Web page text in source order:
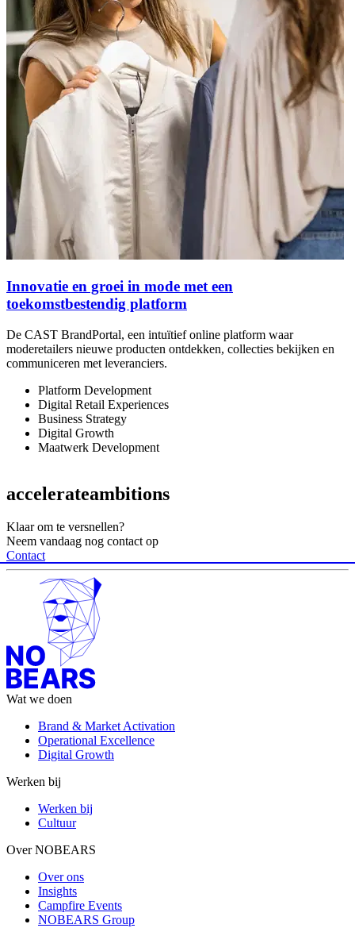
Innovatie en groei in mode met een
toekomstbestendig platform
De CAST BrandPortal, een intuïtief online platform waar
moderetailers nieuwe producten ontdekken, collecties bekijken en
communiceren met leveranciers.
Platform Development
Digital Retail Experiences
Business Strategy
Digital Growth
Maatwerk Development
accelerateambitions
Klaar om te versnellen?
Neem vandaag nog contact op
Contact
Wat we doen
Brand & Market Activation
Operational Excellence
Digital Growth
Werken bij
Werken bij
Cultuur
Over NOBEARS
Over ons
Insights
Campfire Events
NOBEARS Group